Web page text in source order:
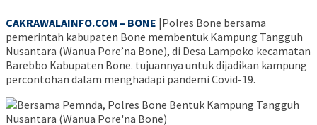
CAKRAWALAINFO.COM – BONE |Polres Bone bersama
pemerintah kabupaten Bone membentuk Kampung Tangguh
Nusantara (Wanua Pore’na Bone), di Desa Lampoko kecamatan
Barebbo Kabupaten Bone. tujuannya untuk dijadikan kampung
percontohan dalam menghadapi pandemi Covid-19.